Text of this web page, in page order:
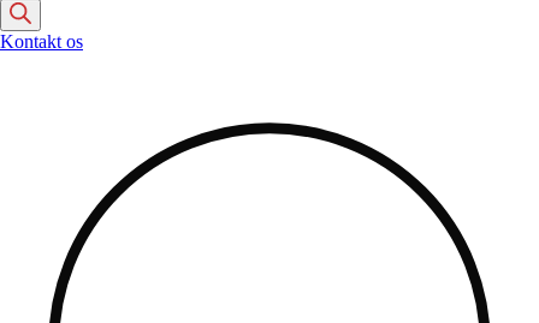
Kontakt os